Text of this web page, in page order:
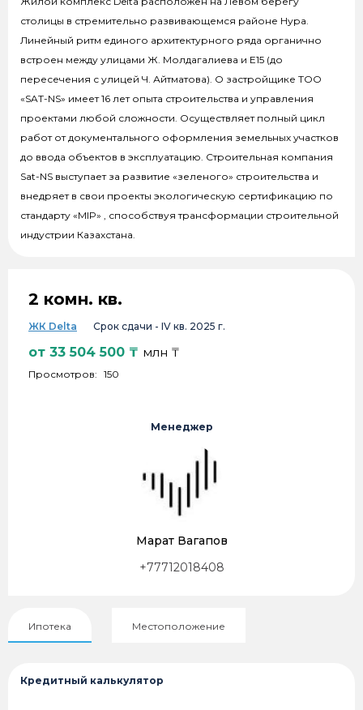
столицы в стремительно развивающемся районе Нура.
Линейный ритм единого архитектурного ряда органично
встроен между улицами Ж. Молдагалиева и Е15 (до
пересечения с улицей Ч. Айтматова). О застройщике ТОО
«SAT-NS» имеет 16 лет опыта строительства и управления
проектами любой сложности. Осуществляет полный цикл
работ от документального оформления земельных участков
до ввода объектов в эксплуатацию. Строительная компания
Sat-NS выступает за развитие «зеленого» строительства и
внедряет в свои проекты экологическую сертификацию по
стандарту «ӨMIP» , способствуя трансформации строительной
индустрии Казахстана.
2 комн. кв.
ЖК Delta Срок сдачи - IV кв. 2025 г.
от 33 504 500 ₸ млн ₸
Просмотров: 150
Менеджер
Марат Вагапов
+77712018408
Ипотека Местоположение
Кредитный калькулятор